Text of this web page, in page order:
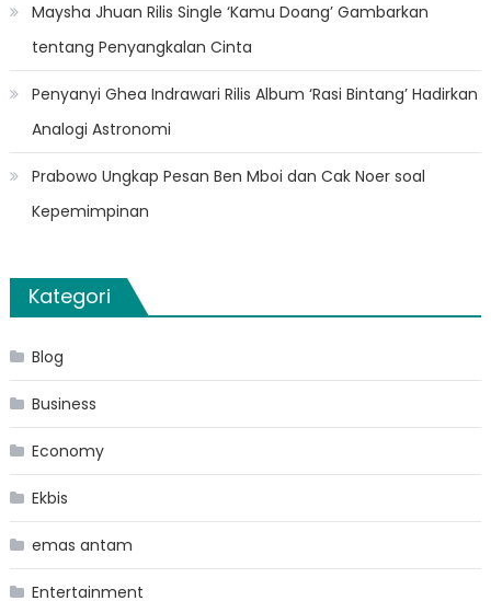
Maysha Jhuan Rilis Single ‘Kamu Doang’ Gambarkan
tentang Penyangkalan Cinta
Penyanyi Ghea Indrawari Rilis Album ‘Rasi Bintang’ Hadirkan
Analogi Astronomi
Prabowo Ungkap Pesan Ben Mboi dan Cak Noer soal
Kepemimpinan
Kategori
Blog
Business
Economy
Ekbis
emas antam
Entertainment